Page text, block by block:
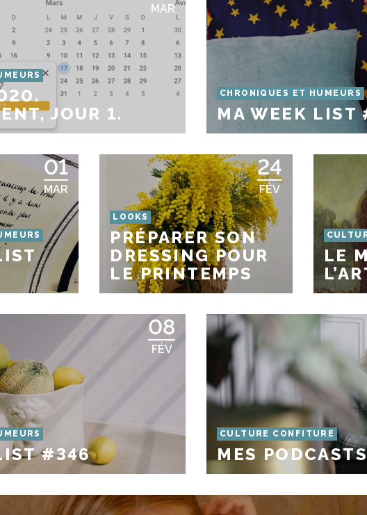
MAR
JOUR 1.
CHRONIQUES ET HUMEURS
MA WEEK LIST
01
MAR
24
FÉV
LOOKS
PRÉPARER SON
DRESSING POUR
LE PRINTEMPS
LE
08
FÉV
#346
CULTURE CONFITURE
MES